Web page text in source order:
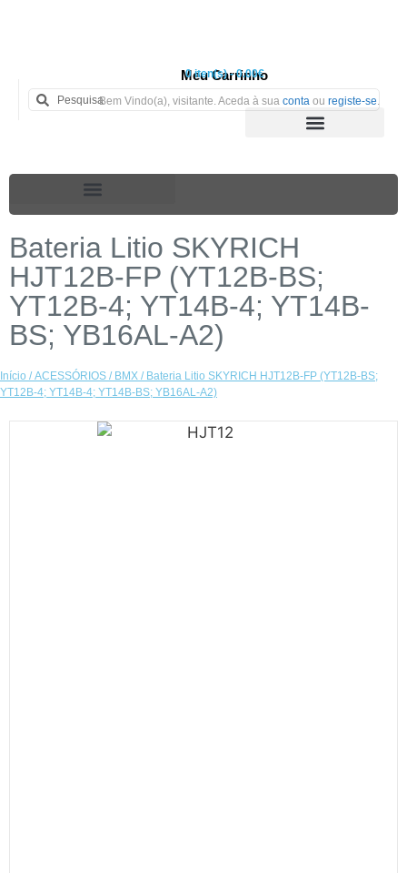
Meu Carrinho
0 iten(s) - 0.00€
Bem Vindo(a), visitante. Aceda à sua conta ou registe-se.
Bateria Litio SKYRICH
HJT12B-FP (YT12B-BS;
YT12B-4; YT14B-4; YT14B-
BS; YB16AL-A2)
Início /ACESSÓRIOS / BMX / Bateria Litio SKYRICH HJT12B-FP (YT12B-BS;
YT12B-4; YT14B-4; YT14B-BS; YB16AL-A2)